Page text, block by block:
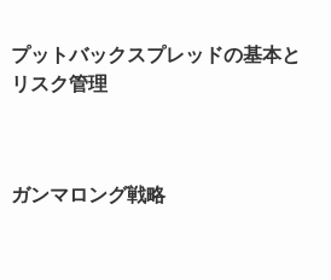
プットバックスプレッドの基本と
リスク管理
ガンマロング戦略